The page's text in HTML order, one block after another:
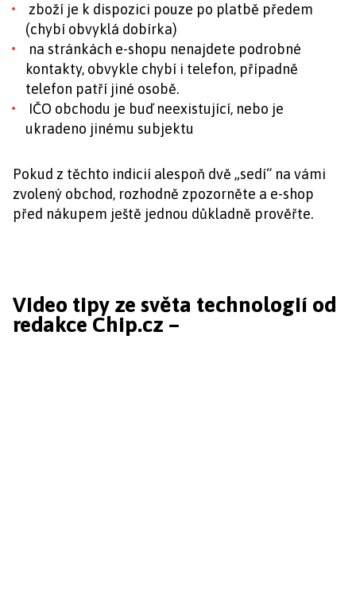
zboží je k dispozici pouze po platbě předem
(chybí obvyklá dobírka)
na stránkách e-shopu nenajdete podrobné
kontakty, obvykle chybí i telefon, případně
telefon patří jiné osobě.
IČO obchodu je buď neexistující, nebo je
ukradeno jinému subjektu
Pokud z těchto indicií alespoň dvě „sedí“ na vámi
zvolený obchod, rozhodně zpozorněte a e-shop
před nákupem ještě jednou důkladně prověřte.
Video tipy ze světa technologií od
redakce Chip.cz –